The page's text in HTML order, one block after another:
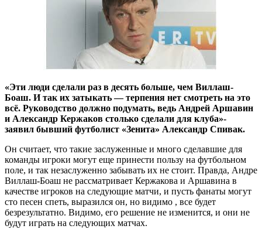
«Эти люди сделали раз в десять больше, чем Виллаш-
Боаш. И так их затыкать — терпения нет смотреть на это
всё. Руководство должно подумать, ведь Андрей Аршавин
и Александр Кержаков столько сделали для клуба»-
заявил бывший футболист «Зенита» Александр Спивак.
Он считает, что такие заслуженные и много сделавшие для
команды игроки могут еще принести пользу на футбольном
поле, и так незаслуженно забывать их не стоит. Правда, Андре
Виллаш-Боаш не рассматривает Кержакова и Аршавина в
качестве игроков на следующие матчи, и пусть фанаты могут
сто песен спеть, выразился он, но видимо , все будет
безрезультатно. Видимо, его решение не изменится, и они не
будут играть на следующих матчах.